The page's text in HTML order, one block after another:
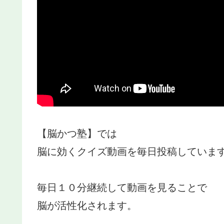
【脳かつ塾】では
脳に効くクイズ動画を毎日投稿していま
毎日１０分継続して動画を見ることで
脳が活性化されます。